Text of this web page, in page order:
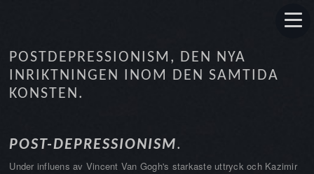
POSTDEPRESSIONISM, DEN NYA
INRIKTNINGEN INOM DEN SAMTIDA
KONSTEN.
POST-DEPRESSIONISM.
Under influens av Vincent Van Gogh's starkaste uttryck och Kazimir